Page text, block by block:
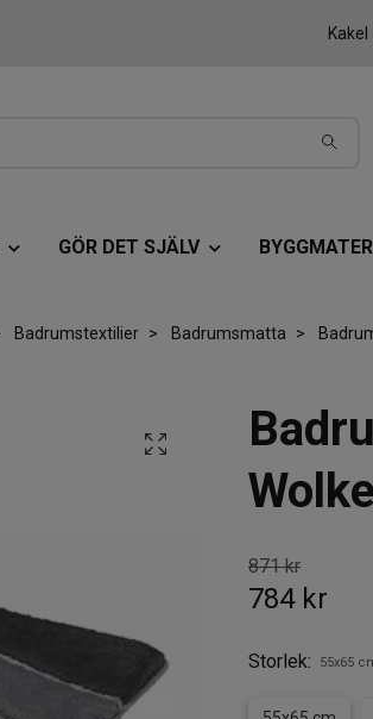
GÖR DET SJÄLV
Badrumstextilier Badrumsmatta
871 kr
784 kr
Storlek: 55x65